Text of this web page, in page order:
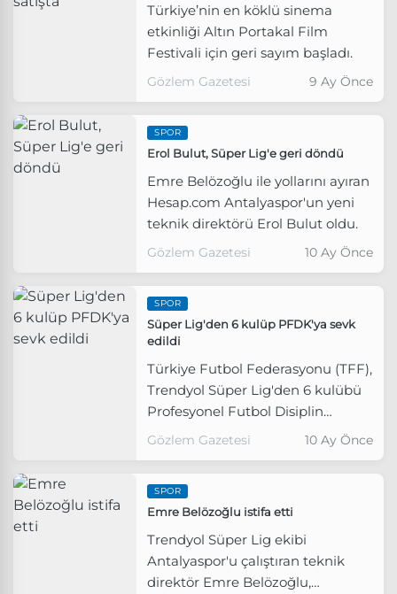
Türkiye’nin en köklü sinema
etkinliği Altın Portakal Film
Festivali için geri sayım başladı.
Gözlem Gazetesi 9 Ay Önce
SPOR
Erol Bulut, Süper Lig'e geri döndü
Emre Belözoğlu ile yollarını ayıran
Hesap.com Antalyaspor'un yeni
teknik direktörü Erol Bulut oldu.
Gözlem Gazetesi 10 Ay Önce
SPOR
Süper Lig'den 6 kulüp PFDK'ya sevk
edildi
Türkiye Futbol Federasyonu (TFF),
Trendyol Süper Lig'den 6 kulübü
Profesyonel Futbol Disiplin
Kuruluna (PFDK) sevk etti.
Gözlem Gazetesi 10 Ay Önce
SPOR
Emre Belözoğlu istifa etti
Trendyol Süper Lig ekibi
Antalyaspor'u çalıştıran teknik
direktör Emre Belözoğlu,